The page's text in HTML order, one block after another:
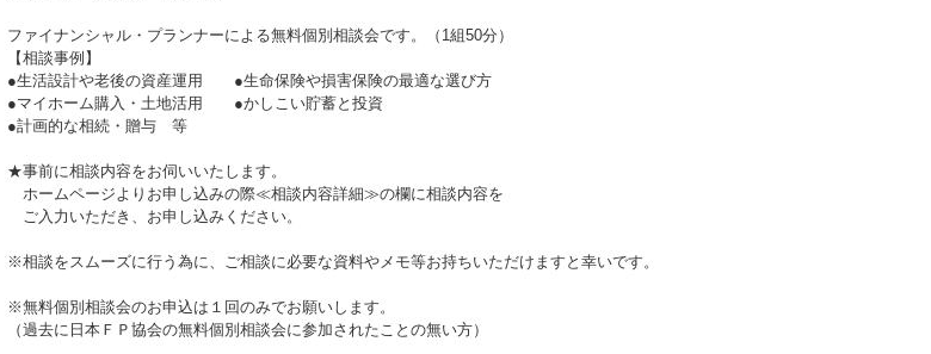
ファイナンシャル・プランナーによる無料個別相談会です。（1組50分）
【相談事例】
●生活設計や老後の資産運用 ●生命保険や損害保険の最適な選び方
●マイホーム購入・土地活用 ●かしこい貯蓄と投資
●計画的な相続・贈与 等
★事前に相談内容をお伺いいたします。
ホームページよりお申し込みの際≪相談内容詳細≫の欄に相談内容を
ご入力いただき、お申し込みください。
※相談をスムーズに行う為に、ご相談に必要な資料やメモ等お持ちいただけますと幸いです。
※無料個別相談会のお申込は１回のみでお願いします。
（過去に日本ＦＰ協会の無料個別相談会に参加されたことの無い方）